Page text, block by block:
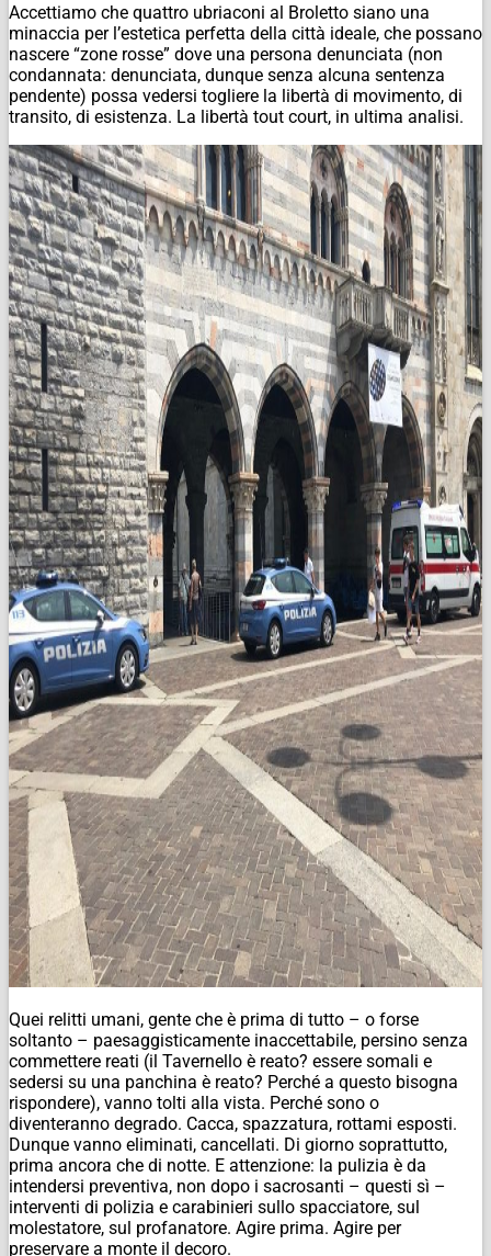
Accettiamo che quattro ubriaconi al Broletto siano una
minaccia per l’estetica perfetta della città ideale, che possano
nascere “zone rosse” dove una persona denunciata (non
condannata: denunciata, dunque senza alcuna sentenza
pendente) possa vedersi togliere la libertà di movimento, di
transito, di esistenza. La libertà tout court, in ultima analisi.
Quei relitti umani, gente che è prima di tutto – o forse
soltanto – paesaggisticamente inaccettabile, persino senza
commettere reati (il Tavernello è reato? essere somali e
sedersi su una panchina è reato? Perché a questo bisogna
rispondere), vanno tolti alla vista. Perché sono o
diventeranno degrado. Cacca, spazzatura, rottami esposti.
Dunque vanno eliminati, cancellati. Di giorno soprattutto,
prima ancora che di notte. E attenzione: la pulizia è da
intendersi preventiva, non dopo i sacrosanti – questi sì –
interventi di polizia e carabinieri sullo spacciatore, sul
molestatore, sul profanatore. Agire prima. Agire per
preservare a monte il decoro.